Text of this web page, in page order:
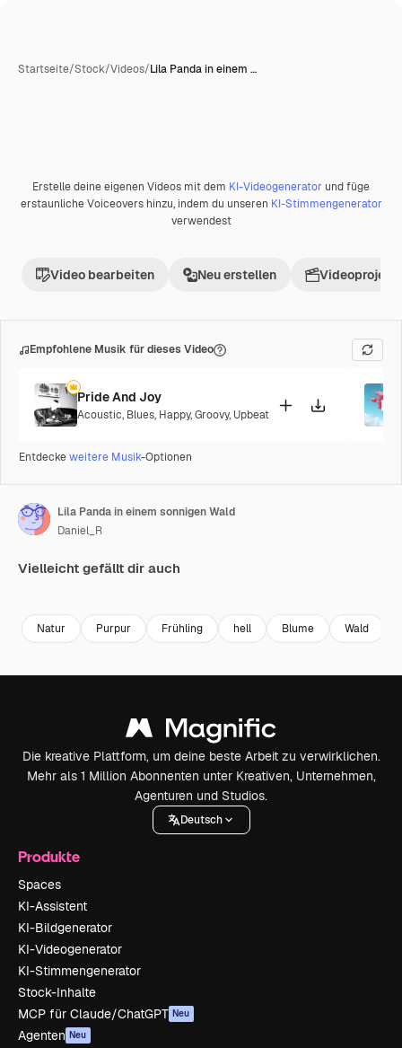
Startseite/Stock/Videos/Lila Panda in einem …
Premium
Erstelle deine eigenen Videos mit dem KI-Videogenerator und füge
erstaunliche Voiceovers hinzu, indem du unseren KI-Stimmengenerator
verwendest
Video bearbeiten Neu erstellen Videoprojekt
Empfohlene Musik für dieses Video
Pride And Joy
Acoustic, Blues, Happy,Groovy, Upbeat
Entdeckeweitere Musik-Optionen
Lila Panda in einem sonnigen Wald
Daniel_R
Vielleicht gefällt dir auch
Natur Purpur Frühling hell Blume Wald
Die kreative Plattform, um deine beste Arbeit zu verwirklichen.
Mehr als 1 Million Abonnenten unter Kreativen, Unternehmen,
Agenturen und Studios.
Deutsch
Produkte
Spaces
KI-Assistent
KI-Bildgenerator
KI-Videogenerator
KI-Stimmengenerator
Stock-Inhalte
MCP für Claude/ChatGPT Neu
Agenten Neu